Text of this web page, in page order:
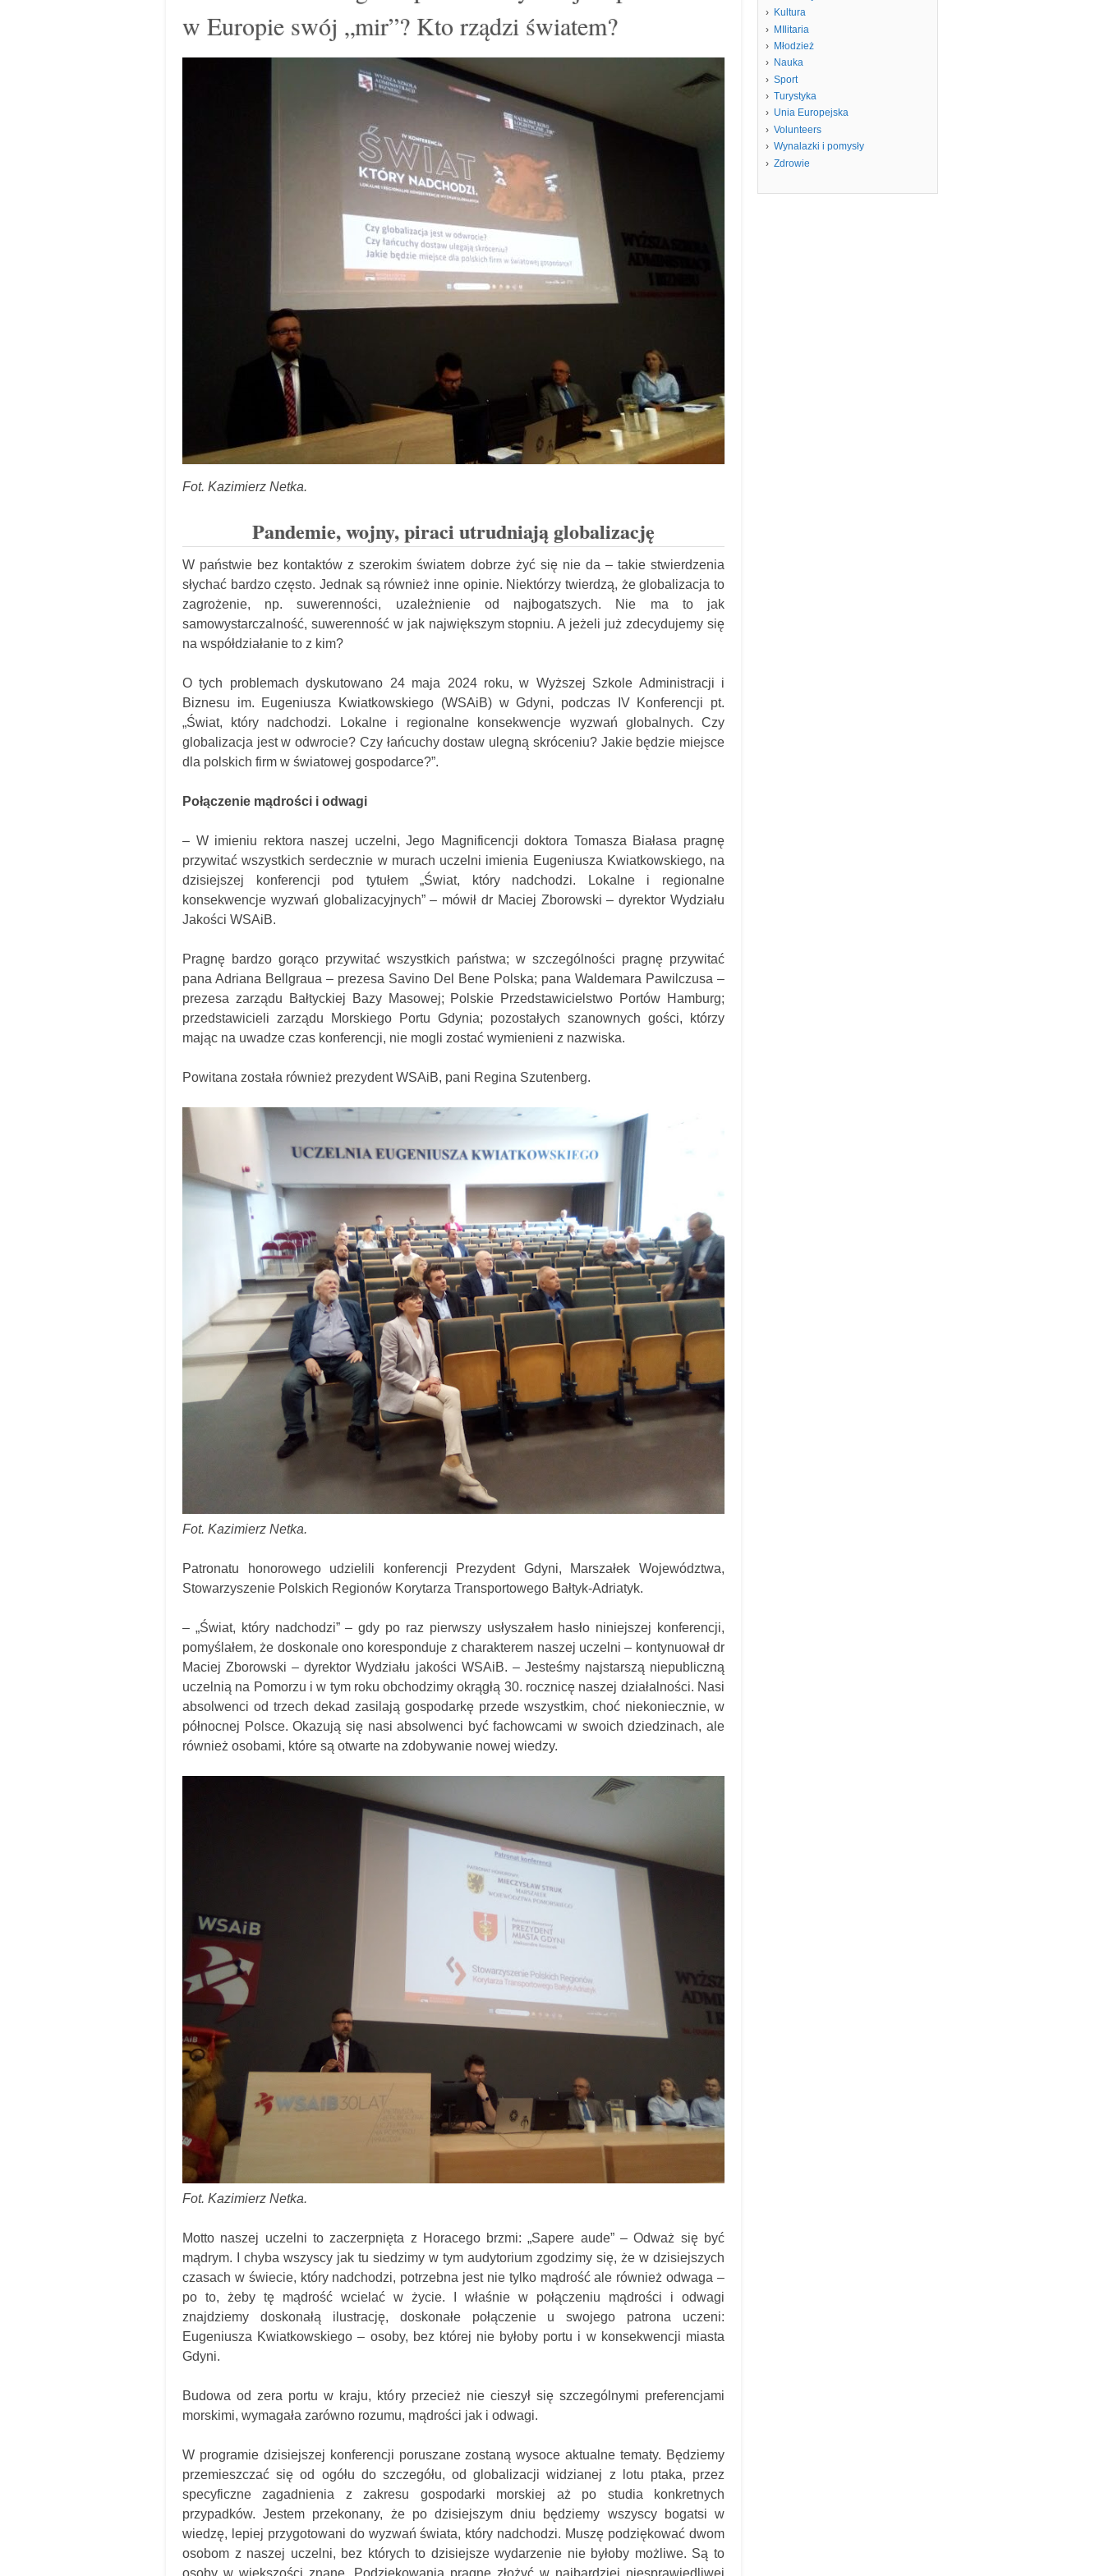
w Europie swój „mir”? Kto rządzi światem?
Fot. Kazimierz Netka.
Pandemie, wojny, piraci utrudniają globalizację
W państwie bez kontaktów z szerokim światem dobrze żyć się nie da – takie stwierdzenia
słychać bardzo często. Jednak są również inne opinie. Niektórzy twierdzą, że globalizacja to
zagrożenie, np. suwerenności, uzależnienie od najbogatszych. Nie ma to jak
samowystarczalność, suwerenność w jak największym stopniu. A jeżeli już zdecydujemy się
na współdziałanie to z kim?
O tych problemach dyskutowano 24 maja 2024 roku, w Wyższej Szkole Administracji i
Biznesu im. Eugeniusza Kwiatkowskiego (WSAiB) w Gdyni, podczas IV Konferencji pt.
„Świat, który nadchodzi. Lokalne i regionalne konsekwencje wyzwań globalnych. Czy
globalizacja jest w odwrocie? Czy łańcuchy dostaw ulegną skróceniu? Jakie będzie miejsce
dla polskich firm w światowej gospodarce?”.
Połączenie mądrości i odwagi
– W imieniu rektora naszej uczelni, Jego Magnificencji doktora Tomasza Białasa pragnę
przywitać wszystkich serdecznie w murach uczelni imienia Eugeniusza Kwiatkowskiego, na
dzisiejszej konferencji pod tytułem „Świat, który nadchodzi. Lokalne i regionalne
konsekwencje wyzwań globalizacyjnych” – mówił dr Maciej Zborowski – dyrektor Wydziału
Jakości WSAiB.
Pragnę bardzo gorąco przywitać wszystkich państwa; w szczególności pragnę przywitać
pana Adriana Bellgraua – prezesa Savino Del Bene Polska; pana Waldemara Pawilczusa –
prezesa zarządu Bałtyckiej Bazy Masowej; Polskie Przedstawicielstwo Portów Hamburg;
przedstawicieli zarządu Morskiego Portu Gdynia; pozostałych szanownych gości, którzy
mając na uwadze czas konferencji, nie mogli zostać wymienieni z nazwiska.
Powitana została również prezydent WSAiB, pani Regina Szutenberg.
Fot. Kazimierz Netka.
Patronatu honorowego udzielili konferencji Prezydent Gdyni, Marszałek Województwa,
Stowarzyszenie Polskich Regionów Korytarza Transportowego Bałtyk-Adriatyk.
– „Świat, który nadchodzi” – gdy po raz pierwszy usłyszałem hasło niniejszej konferencji,
pomyślałem, że doskonale ono koresponduje z charakterem naszej uczelni – kontynuował dr
Maciej Zborowski – dyrektor Wydziału jakości WSAiB. – Jesteśmy najstarszą niepubliczną
uczelnią na Pomorzu i w tym roku obchodzimy okrągłą 30. rocznicę naszej działalności. Nasi
absolwenci od trzech dekad zasilają gospodarkę przede wszystkim, choć niekoniecznie, w
północnej Polsce. Okazują się nasi absolwenci być fachowcami w swoich dziedzinach, ale
również osobami, które są otwarte na zdobywanie nowej wiedzy.
Fot. Kazimierz Netka.
Motto naszej uczelni to zaczerpnięta z Horacego brzmi: „Sapere aude” – Odważ się być
mądrym. I chyba wszyscy jak tu siedzimy w tym audytorium zgodzimy się, że w dzisiejszych
czasach w świecie, który nadchodzi, potrzebna jest nie tylko mądrość ale również odwaga –
po to, żeby tę mądrość wcielać w życie. I właśnie w połączeniu mądrości i odwagi
znajdziemy doskonałą ilustrację, doskonałe połączenie u swojego patrona uczeni:
Eugeniusza Kwiatkowskiego – osoby, bez której nie byłoby portu i w konsekwencji miasta
Gdyni.
Budowa od zera portu w kraju, który przecież nie cieszył się szczególnymi preferencjami
morskimi, wymagała zarówno rozumu, mądrości jak i odwagi.
W programie dzisiejszej konferencji poruszane zostaną wysoce aktualne tematy. Będziemy
przemieszczać się od ogółu do szczegółu, od globalizacji widzianej z lotu ptaka, przez
specyficzne zagadnienia z zakresu gospodarki morskiej aż po studia konkretnych
przypadków. Jestem przekonany, że po dzisiejszym dniu będziemy wszyscy bogatsi w
wiedzę, lepiej przygotowani do wyzwań świata, który nadchodzi. Muszę podziękować dwom
osobom z naszej uczelni, bez których to dzisiejsze wydarzenie nie byłoby możliwe. Są to
osoby w większości znane. Podziękowania pragnę złożyć w najbardziej niesprawiedliwej
Kultura
MIlitaria
Młodzież
Nauka
Sport
Turystyka
Unia Europejska
Volunteers
Wynalazki i pomysły
Zdrowie